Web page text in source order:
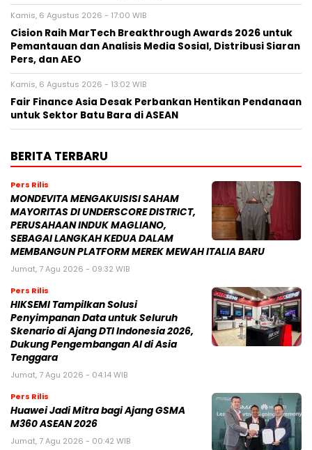
Kamis, 6 Agustus 2026 - 17:00 WIB
Cision Raih MarTech Breakthrough Awards 2026 untuk
Pemantauan dan Analisis Media Sosial, Distribusi Siaran
Pers, dan AEO
Kamis, 6 Agustus 2026 - 13:02 WIB
Fair Finance Asia Desak Perbankan Hentikan Pendanaan
untuk Sektor Batu Bara di ASEAN
BERITA TERBARU
Pers Rilis
MONDEVITA MENGAKUISISI SAHAM
MAYORITAS DI UNDERSCORE DISTRICT,
PERUSAHAAN INDUK MAGLIANO,
SEBAGAI LANGKAH KEDUA DALAM
MEMBANGUN PLATFORM MEREK MEWAH ITALIA BARU
Jumat, 7 Agu 2026 - 09:32 WIB
Pers Rilis
HIKSEMI Tampilkan Solusi
Penyimpanan Data untuk Seluruh
Skenario di Ajang DTI Indonesia 2026,
Dukung Pengembangan AI di Asia
Tenggara
Jumat, 7 Agu 2026 - 04:14 WIB
Pers Rilis
Huawei Jadi Mitra bagi Ajang GSMA
M360 ASEAN 2026
Jumat, 7 Agu 2026 - 00:42 WIB